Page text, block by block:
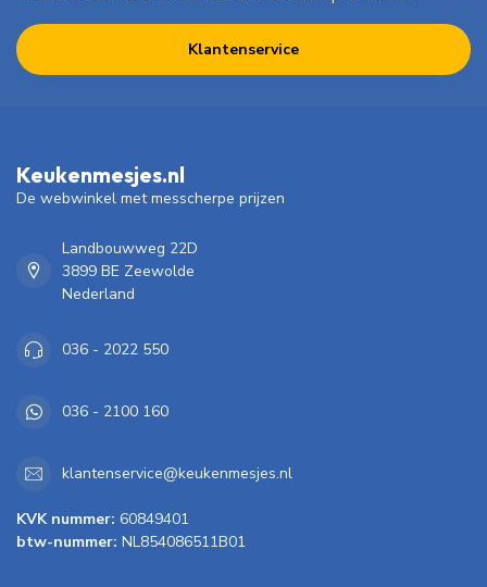
Klantenservice
Keukenmesjes.nl
De webwinkel met messcherpe prijzen
Landbouwweg 22D
3899 BE Zeewolde
Nederland
036 - 2022 550
036 - 2100 160
klantenservice@keukenmesjes.nl
KVK nummer: 60849401
btw-nummer: NL854086511B01